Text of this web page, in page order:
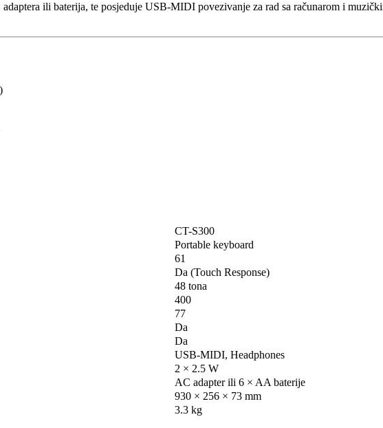
ili baterija, te posjeduje USB-MIDI povezivanje za rad sa računarom i
CT-S300
Portable keyboard
61
Da (Touch Response)
48 tona
400
77
Da
Da
USB-MIDI, Headphones
2 × 2.5 W
AC adapter ili 6 × AA baterije
930 × 256 × 73 mm
3.3 kg